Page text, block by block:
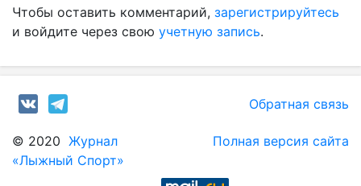
Чтобы оставить комментарий, зарегистрируйтесь
и войдите через свою учетную запись.
Обратная связь
© 2020 Журнал
«Лыжный Спорт»
Полная версия сайта